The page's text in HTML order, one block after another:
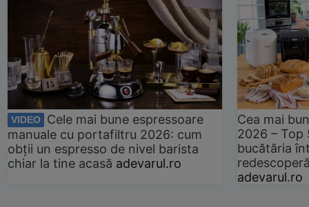
VIDEO
Cele mai bune espressoare
manuale cu portafiltru 2026: cum
obții un espresso de nivel barista
chiar la tine acasă adevarul.ro
Cea mai
2026 –
bucătăria
adevarul.ro